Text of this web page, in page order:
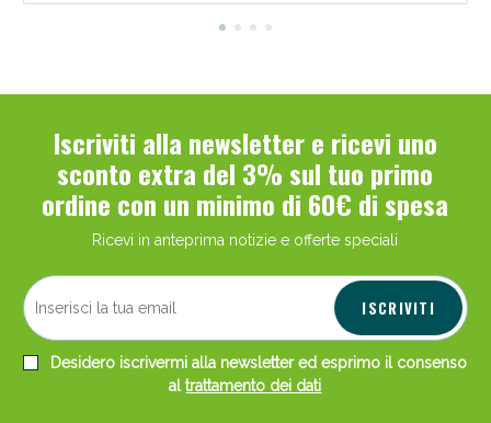
Iscriviti alla newsletter e ricevi uno
sconto extra del 3% sul tuo primo
ordine con un minimo di 60€ di spesa
Ricevi in anteprima notizie e offerte speciali
ISCRIVITI
Desidero iscrivermi alla newsletter ed esprimo il consenso
altrattamento dei dati